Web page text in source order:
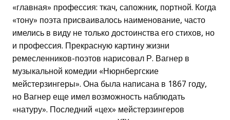
«главная» профессия: ткач, сапожник, портной. Когда
«тону» поэта присваивалось наименование, часто
имелись в виду не только достоинства его стихов, но
и профессия. Прекрасную картину жизни
ремесленников-поэтов нарисовал Р. Вагнер в
музыкальной комедии «Нюрнбергские
мейстерзингеры». Она была написана в 1867 году,
но Вагнер еще имел возможность наблюдать
«натуру». Последний «цех» мейстерзингеров